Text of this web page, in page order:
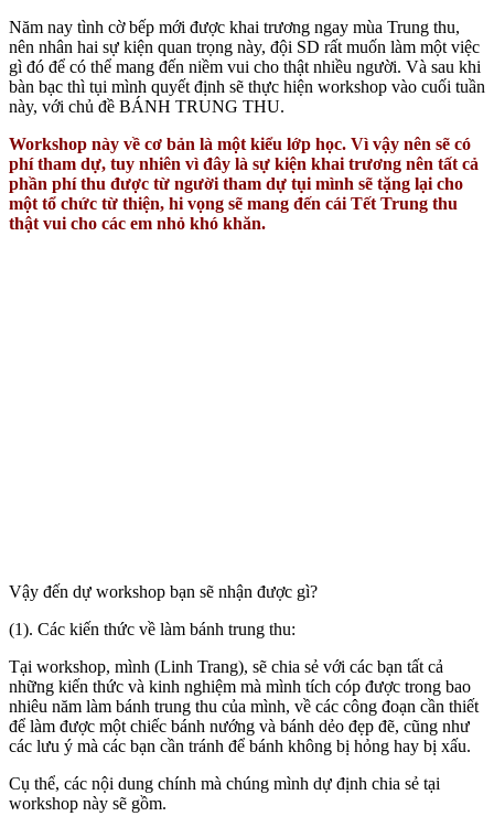
Năm nay tình cờ bếp mới được khai trương ngay mùa Trung thu,
nên nhân hai sự kiện quan trọng này, đội SD rất muốn làm một việc
gì đó để có thể mang đến niềm vui cho thật nhiều người. Và sau khi
bàn bạc thì tụi mình quyết định sẽ thực hiện workshop vào cuối tuần
này, với chủ đề BÁNH TRUNG THU.
Workshop này về cơ bản là một kiểu lớp học. Vì vậy nên sẽ có
phí tham dự, tuy nhiên vì đây là sự kiện khai trương nên tất cả
phần phí thu được từ người tham dự tụi mình sẽ tặng lại cho
một tổ chức từ thiện, hi vọng sẽ mang đến cái Tết Trung thu
thật vui cho các em nhỏ khó khăn.
Vậy đến dự workshop bạn sẽ nhận được gì?
(1). Các kiến thức về làm bánh trung thu:
Tại workshop, mình (Linh Trang), sẽ chia sẻ với các bạn tất cả
những kiến thức và kinh nghiệm mà mình tích cóp được trong bao
nhiêu năm làm bánh trung thu của mình, về các công đoạn cần thiết
để làm được một chiếc bánh nướng và bánh dẻo đẹp đẽ, cũng như
các lưu ý mà các bạn cần tránh để bánh không bị hỏng hay bị xấu.
Cụ thể, các nội dung chính mà chúng mình dự định chia sẻ tại
workshop này sẽ gồm.